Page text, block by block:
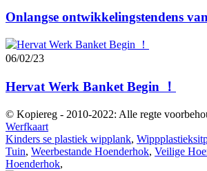
Onlangse ontwikkelingstendens
06/02/23
Hervat Werk Banket Begin ！
© Kopiereg - 2010-2022: Alle regte
Werfkaart
Kinders se plastiek wipplank,
Tuin, Weerbestande Hoenderhok, Veilige
Hoenderhok,